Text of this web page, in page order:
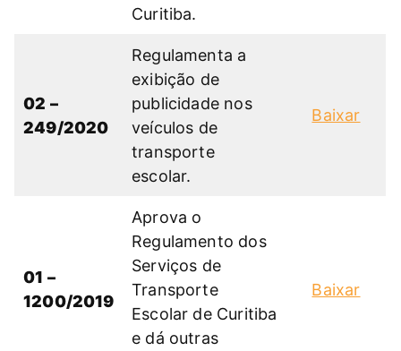
Curitiba.
02 –
249/2020
Regulamenta a
exibição de
publicidade nos
veículos de
transporte
escolar.
Baixar
01 –
1200/2019
Aprova o
Regulamento dos
Serviços de
Transporte
Escolar de Curitiba
e dá outras
Baixar